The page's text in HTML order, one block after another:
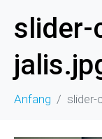
slider-
Anfang slider-